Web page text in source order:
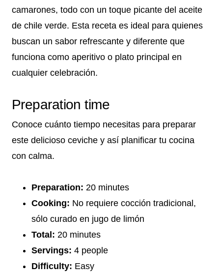
camarones, todo con un toque picante del aceite
de chile verde. Esta receta es ideal para quienes
buscan un sabor refrescante y diferente que
funciona como aperitivo o plato principal en
cualquier celebración.
Preparation time
Conoce cuánto tiempo necesitas para preparar
este delicioso ceviche y así planificar tu cocina
con calma.
Preparation: 20 minutes
Cooking: No requiere cocción tradicional,
sólo curado en jugo de limón
Total: 20 minutes
Servings: 4 people
Difficulty: Easy